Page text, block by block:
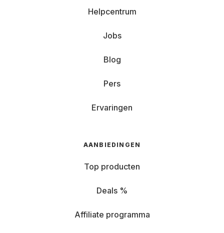
Helpcentrum
Jobs
Blog
Pers
Ervaringen
AANBIEDINGEN
Top producten
Deals %
Affiliate programma